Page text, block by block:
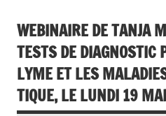
WEBINAIRE DE TANJA
TESTS DE DIAGNOSTIC
LYME ET LES
TIQUE, LE LUNDI 19